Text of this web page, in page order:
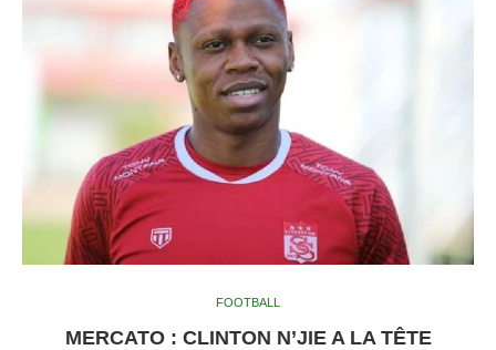
FOOTBALL
MERCATO : CLINTON N’JIE A LA TÊTE